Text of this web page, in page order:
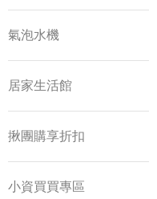
氣泡水機
居家生活館
揪團購享折扣
小資買買專區